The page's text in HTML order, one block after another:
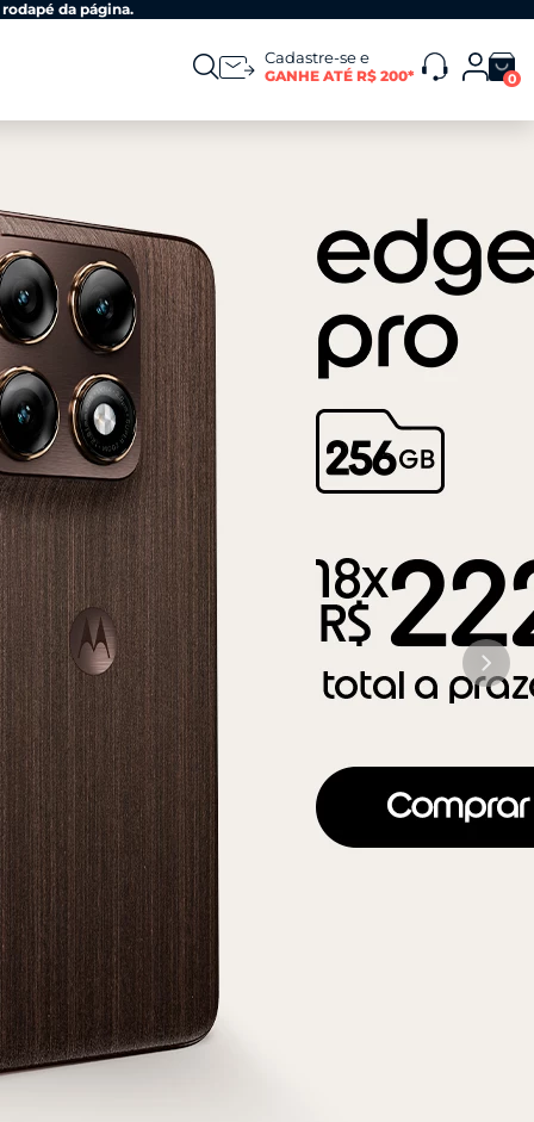
da página.
Cadastre-se e
GANHE ATÉ R$ 200* 0